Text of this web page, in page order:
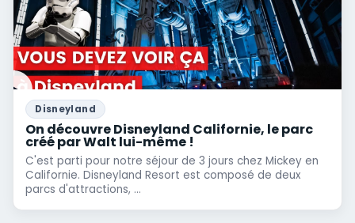
Disneyland
On découvre Disneyland Californie, le parc
créé par Walt lui-même !
C'est parti pour notre séjour de 3 jours chez Mickey en
Californie. Disneyland Resort est composé de deux
parcs d'attractions, ...